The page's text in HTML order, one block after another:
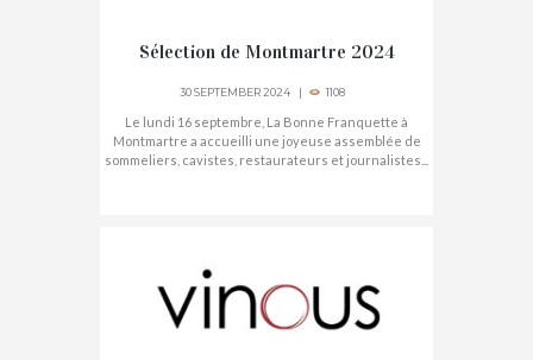
Sélection de Montmartre 2024
30 SEPTEMBER 2024 1108
Le lundi 16 septembre, La Bonne Franquette à
Montmartre a accueilli une joyeuse assemblée de
sommeliers, cavistes, restaurateurs et journalistes...